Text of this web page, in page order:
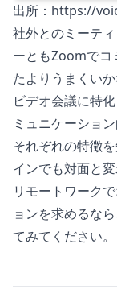
出所：https://
社外とのミーテ
ーともZoomでコ
たよりうまくい
ビデオ会議に特
ミュニケーショ
それぞれの特徴
インでも対面と
リモートワーク
ョンを求めるな
てみてください。